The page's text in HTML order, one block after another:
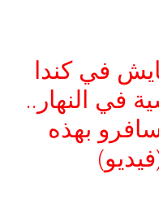
في كندا
تونسية في النهار..
بهذه